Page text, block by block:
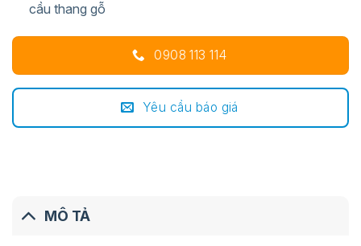
cầu thang gỗ
0908 113 114
Yêu cầu báo giá
MÔ TẢ